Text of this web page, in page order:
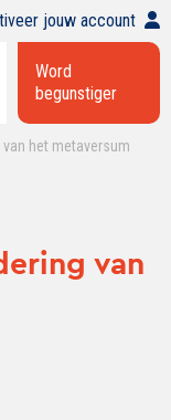
jouw account
Word
begunstiger
het metaversum
van